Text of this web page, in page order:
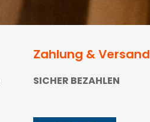
Zahlung & Versand
SICHER BEZAHLEN